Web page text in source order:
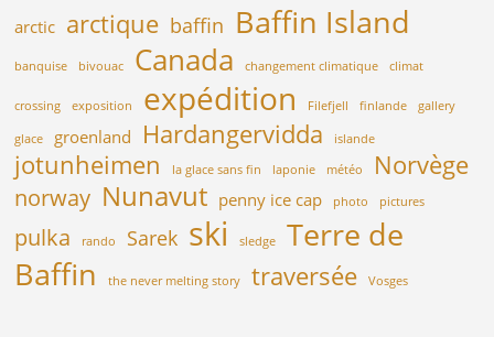
arctic arctique baffin Baffin Island
banquise bivouac Canada changement climatique climat
crossing exposition expédition Filefjell finlande gallery
glace groenland Hardangervidda islande
jotunheimen la glace sans fin laponie météo Norvège
norway Nunavut penny ice cap photo pictures
pulka rando Sarek ski sledge
Terre de
Baffin
the never melting story traversée Vosges